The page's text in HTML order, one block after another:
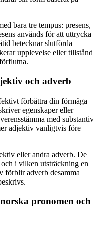
bara tre tempus: presens,
används för att uttrycka
betecknar slutförda
upplevelse eller tillstånd
och adverb
förbättra din förmåga
egenskaper eller
med substantiv
adjektiv vanligtvis före
eller andra adverb. De
i vilken utsträckning en
förblir adverb desamma
pronomen och